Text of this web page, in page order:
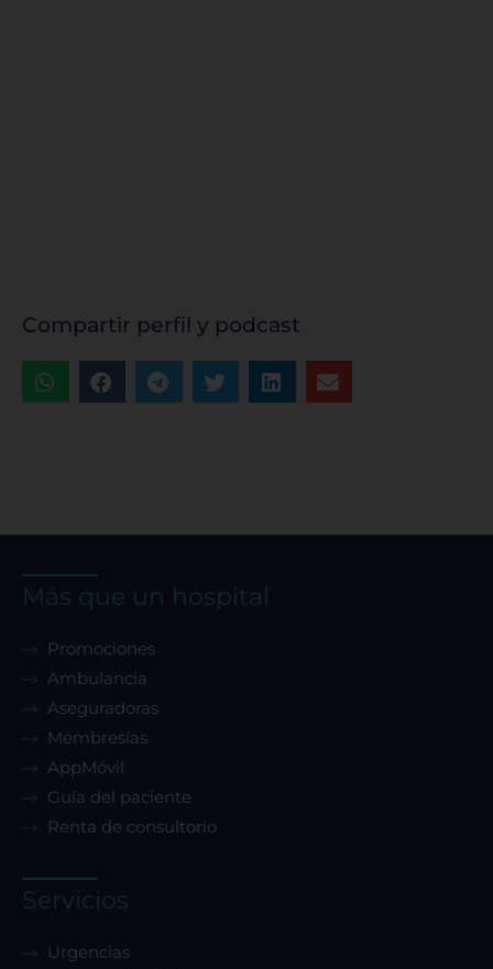
Compartir perfil y podcast
Más que un hospital
Promociones
Ambulancia
Aseguradoras
Membresías
AppMóvil
Guía del paciente
Renta de consultorio
Servicios
Urgencias
Cookies de rendimiento